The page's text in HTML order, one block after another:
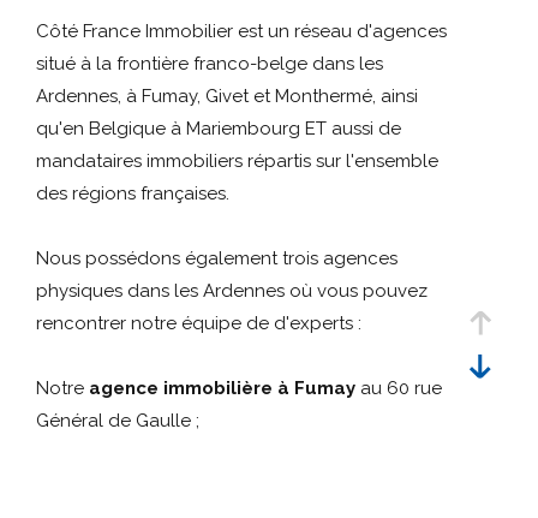
Côté France Immobilier est un réseau d'agences
situé à la frontière franco-belge dans les
Ardennes, à Fumay, Givet et Monthermé, ainsi
qu'en Belgique à Mariembourg ET aussi de
mandataires immobiliers répartis sur l'ensemble
des régions françaises.
Nous possédons également trois agences
physiques dans les Ardennes où vous pouvez
rencontrer notre équipe de d'experts :
Notre agence immobilière à Fumay au 60 rue
Général de Gaulle ;
critères
Rechercher